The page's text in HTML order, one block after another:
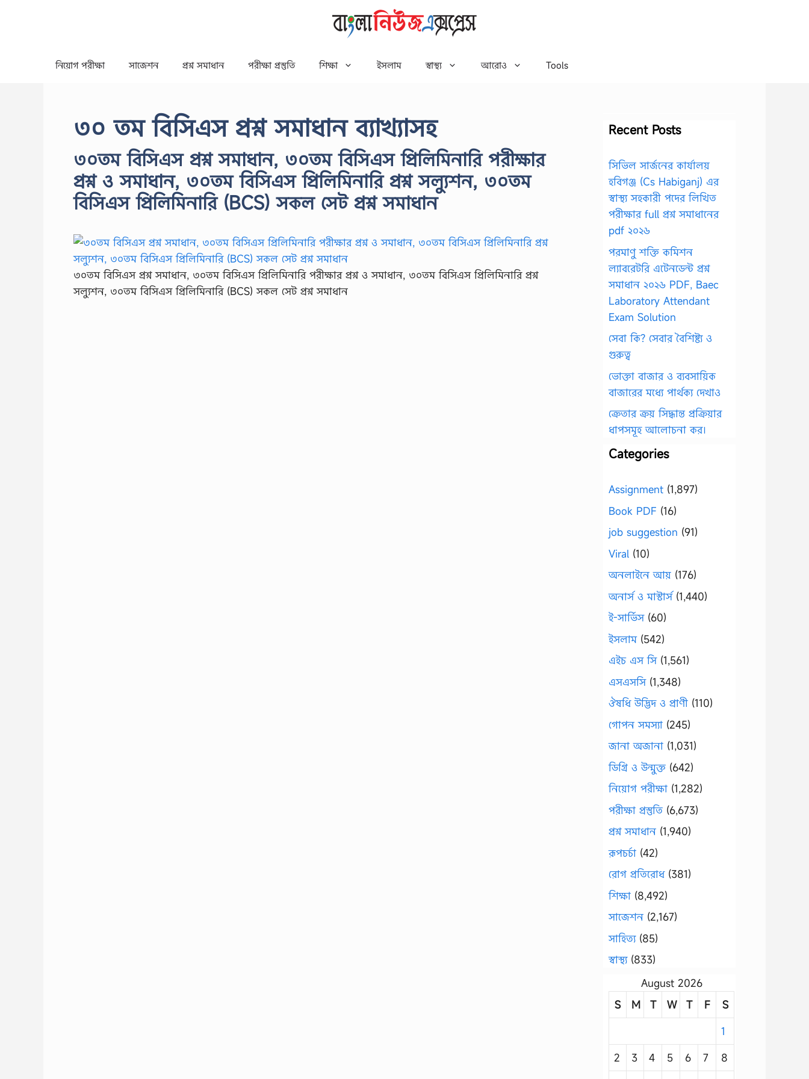
নিয়োগ পরীক্ষা সাজেশন প্রশ্ন সমাধান পরীক্ষা প্রস্তুতি শিক্ষা ইসলাম স্বাস্থ্য আরোও Tools
৩০ তম বিসিএস প্রশ্ন সমাধান ব্যাখ্যাসহ
৩০তম বিসিএস প্রশ্ন সমাধান, ৩০তম বিসিএস প্রিলিমিনারি পরীক্ষার
প্রশ্ন ও সমাধান, ৩০তম বিসিএস প্রিলিমিনারি প্রশ্ন সল্যুশন, ৩০তম
বিসিএস প্রিলিমিনারি (BCS) সকল সেট প্রশ্ন সমাধান
৩০তম বিসিএস প্রশ্ন সমাধান, ৩০তম বিসিএস প্রিলিমিনারি পরীক্ষার প্রশ্ন ও সমাধান, ৩০তম বিসিএস প্রিলিমিনারি প্রশ্ন
সল্যুশন, ৩০তম বিসিএস প্রিলিমিনারি (BCS) সকল সেট প্রশ্ন সমাধান
Recent Posts
সিভিল সার্জনের কার্যালয়
হবিগঞ্জ (Cs Habiganj) এর
স্বাস্থ্য সহকারী পদের লিখিত
পরীক্ষার full প্রশ্ন সমাধানের
pdf ২০২৬
পরমাণু শক্তি কমিশন
ল্যাবরেটরি এটেনডেন্ট প্রশ্ন
সমাধান ২০২৬ PDF, Baec
Laboratory Attendant
Exam Solution
সেবা কি? সেবার বৈশিষ্ট্য ও
গুরুত্ব
ভোক্তা বাজার ও ব্যবসায়িক
বাজারের মধ্যে পার্থক্য দেখাও
ক্রেতার ক্রয় সিদ্ধান্ত প্রক্রিয়ার
ধাপসমূহ আলোচনা কর।
Categories
Assignment (1,897)
Book PDF (16)
job suggestion (91)
Viral (10)
অনলাইনে আয় (176)
অনার্স ও মাস্টার্স(1,440)
ই-সার্ভিস(60)
ইসলাম(542)
এইচ এস সি(1,561)
এসএসসি(1,348)
ঔষধি উদ্ভিদ ও প্রাণী (110)
গোপন সমস্যা (245)
জানা অজানা (1,031)
ডিগ্রি ও উন্মুক্ত (642)
নিয়োগ পরীক্ষা (1,282)
পরীক্ষা প্রস্তুতি (6,673)
প্রশ্ন সমাধান (1,940)
রূপচর্চা (42)
রোগ প্রতিরোধ(381)
শিক্ষা (8,492)
সাজেশন (2,167)
সাহিত্য(85)
স্বাস্থ্য(833)
August 2026
S
M T W T F
S
1
2
3 4 5 6 7
8